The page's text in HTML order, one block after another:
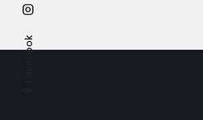
Facebook